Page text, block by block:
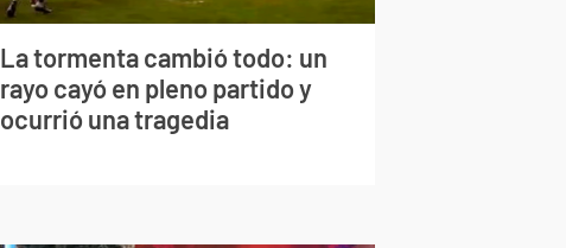
La tormenta cambió todo: un
rayo cayó en pleno partido y
ocurrió una tragedia